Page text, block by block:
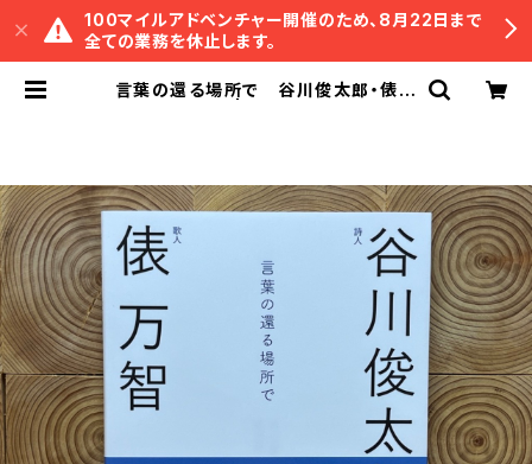
100マイルアドベンチャー開催のため、8月22日まで
全ての業務を休止します。
言葉の還る場所で 谷川俊太郎・俵万